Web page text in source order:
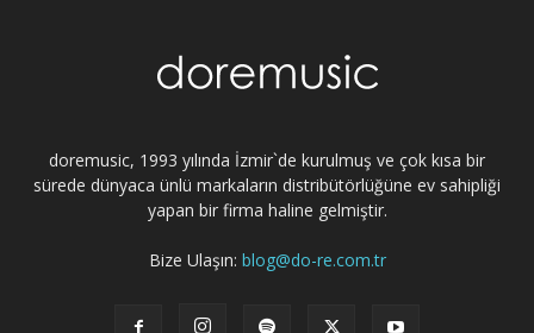
doremusic, 1993 yılında İzmir`de kurulmuş ve çok kısa bir
sürede dünyaca ünlü markaların distribütörlüğüne ev sahipliği
yapan bir firma haline gelmiştir.
Bize Ulaşın: blog@do-re.com.tr